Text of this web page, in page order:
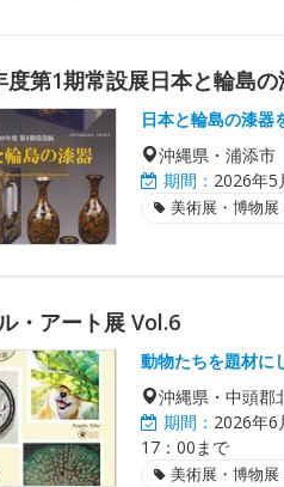
度第1期常設展日本と輪島の
日本と輪島の漆器
沖縄県・浦添市
期間： 2026年5
美術展・博物展
・アート展 Vol.6
動物たちを題材に
沖縄県・中頭郡
期間： 2026年
17：00まで
美術展・博物展